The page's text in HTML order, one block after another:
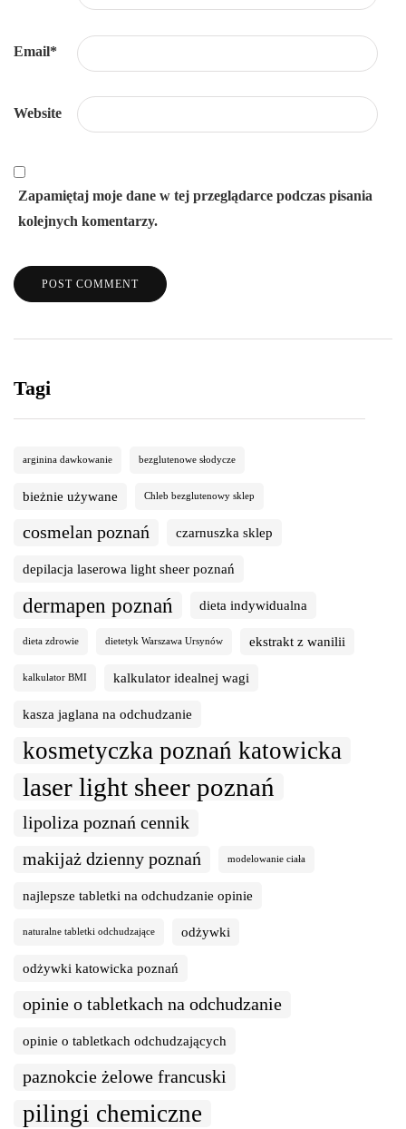
Email*
Website
Zapamiętaj moje dane w tej przeglądarce podczas pisania
kolejnych komentarzy.
Tagi
arginina dawkowanie bezglutenowe słodycze
bieżnie używane Chleb bezglutenowy sklep
cosmelan poznań czarnuszka sklep
depilacja laserowa light sheer poznań
dermapen poznań dieta indywidualna
dieta zdrowie dietetyk Warszawa Ursynów ekstrakt z wanilii
kalkulator BMI kalkulator idealnej wagi
kasza jaglana na odchudzanie
kosmetyczka poznań katowicka
laser light sheer poznań
lipoliza poznań cennik
makijaż dzienny poznań
modelowanie ciała
najlepsze tabletki na odchudzanie opinie
naturalne tabletki odchudzające odżywki
odżywki katowicka poznań
opinie o tabletkach na odchudzanie
opinie o tabletkach odchudzających
paznokcie żelowe francuski
pilingi chemiczne